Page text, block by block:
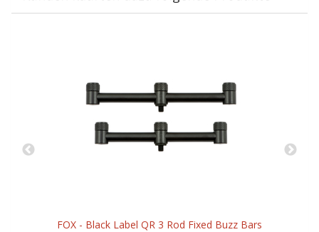
FOX - Black Label QR 3 Rod Fixed Buzz Bars